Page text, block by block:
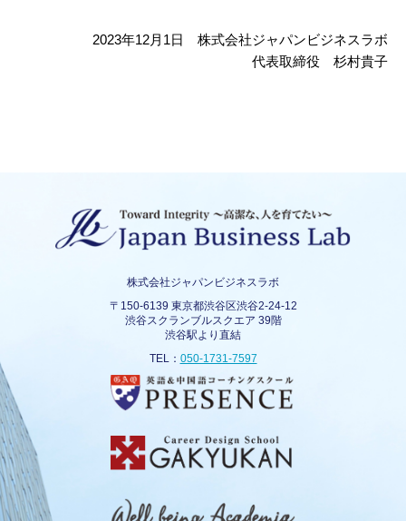
2023年12月1日 株式会社ジャパンビジネスラボ
代表取締役 杉村貴子
株式会社ジャパンビジネスラボ
〒150-6139 東京都渋谷区渋谷2-24-12
渋谷スクランブルスクエア 39階
渋谷駅より直結
TEL： 050-1731-7597